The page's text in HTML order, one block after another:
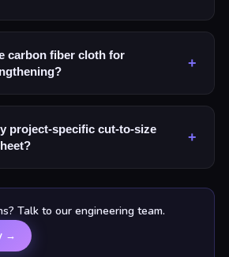
carbon fiber cloth for
+
project-specific cut-to-size
+
Talk to our engineering team.
→